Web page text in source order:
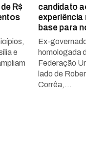
R$
e
candidato
experiência
base para
Ex-
homologada
Federação
lado de
Corrêa,...